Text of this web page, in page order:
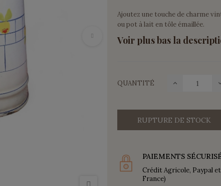
Ajoutez une touche de charme
ou pot à lait en tôle émaillée.
Voir plus bas la
QUANTITÉ
RUPTURE DE STOCK
PAIEMENTS
Crédit Agricole, Paypal
France)